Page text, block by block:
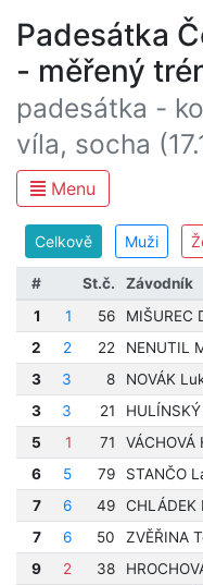
Padesátka
- měřený
padesátka -
víla, socha
Menu
Celkově Muži
# St.č. Závodník
1
1 56 MIŠUREC
2
2 22 NENUTIL
3
3 8 NOVÁK
3
3 21
5
1 71 VÁCHOVÁ
6
5 79 STANČO
7
6 49 CHLÁDEK
7
6 50 ZVĚŘINA
9
2 38